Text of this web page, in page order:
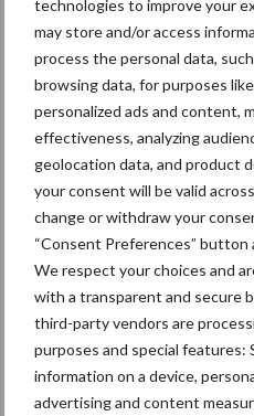
technologies to improve your
may store and/or access
process the personal data,
browsing data, for purposes
personalized ads and content,
effectiveness, analyzing
geolocation data, and product
your consent will be valid
change or withdraw your
“Consent Preferences”
We respect your choices and
with a transparent and secure
third-party vendors are
purposes and special features:
information on a device,
advertising and content
De
voor
Themapagina's